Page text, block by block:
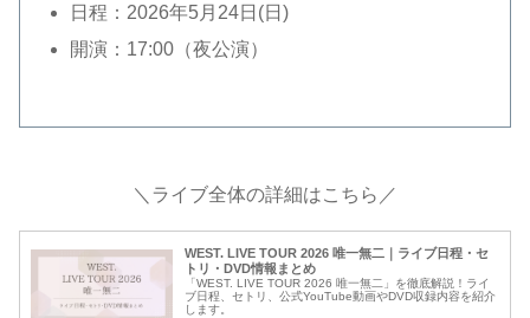
日程：2026年5月24日(日)
開演：17:00（夜公演）
＼ライブ全体の詳細はこちら／
WEST. LIVE TOUR 2026 唯一無二｜ライブ日程・セ
トリ・DVD情報まとめ
「WEST. LIVE TOUR 2026 唯一無二」を徹底解説！ライ
ブ日程、セトリ、公式YouTube動画やDVD収録内容を紹介
します。